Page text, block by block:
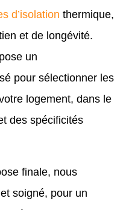
d’isolation thermique,
et de longévité.
un
pour sélectionner les
logement, dans le
des spécificités
finale, nous
soigné, pour un